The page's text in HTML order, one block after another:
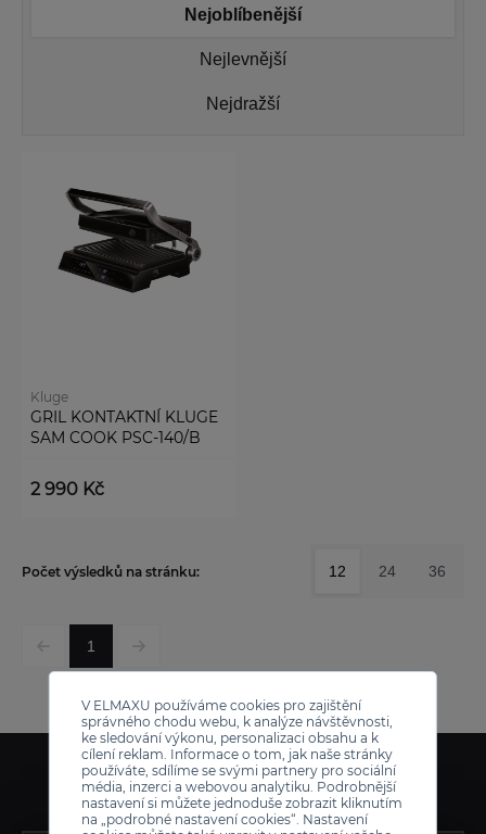
V ELMAXU používáme cookies pro zajištění
správného chodu webu, k analýze návštěvnosti,
ke sledování výkonu, personalizaci obsahu a k
cílení reklam. Informace o tom, jak naše stránky
používáte, sdílíme se svými partnery pro sociální
média, inzerci a webovou analytiku. Podrobnější
nastavení si můžete jednoduše zobrazit kliknutím
na „podrobné nastavení cookies“. Nastavení
Nejoblíbenější
Nejlevnější
Nejdražší
Kluge
GRIL KONTAKTNÍ KLUGE
SAM COOK PSC-140/B
2 990 Kč
1
Počet výsledků na stránku: 12 24 36